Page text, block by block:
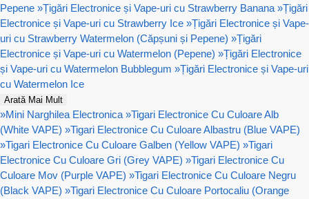
Pepene »Țigări Electronice și Vape-uri cu Strawberry Banana »Țigări
Electronice și Vape-uri cu Strawberry Ice »Țigări Electronice și Vape-
uri cu Strawberry Watermelon (Căpșuni și Pepene) »Țigări
Electronice și Vape-uri cu Watermelon (Pepene) »Țigări Electronice
și Vape-uri cu Watermelon Bubblegum »Țigări Electronice și Vape-uri
cu Watermelon Ice
Arată Mai Mult
»Mini Narghilea Electronica »Tigari Electronice Cu Culoare Alb
(White VAPE) »Tigari Electronice Cu Culoare Albastru (Blue VAPE)
»Tigari Electronice Cu Culoare Galben (Yellow VAPE) »Tigari
Electronice Cu Culoare Gri (Grey VAPE) »Tigari Electronice Cu
Culoare Mov (Purple VAPE) »Tigari Electronice Cu Culoare Negru
(Black VAPE) »Tigari Electronice Cu Culoare Portocaliu (Orange